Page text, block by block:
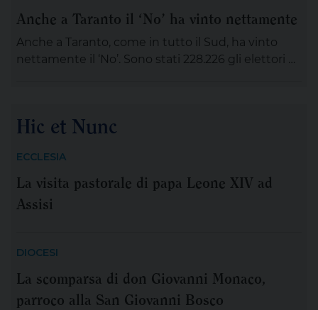
e più volte trasferiti: sono alcune delle questioni
più spinose che la giunta Bitetti deve affrontare,
dopo aver approvato con molte difficoltà un
Anche a Taranto il ‘No’ ha vinto nettamente
Anche a Taranto, come in tutto il Sud, ha vinto
nettamente il ‘No’. Sono stati 228.226 gli elettori di
della provincia, sono stati 129.419, mentre i Sì […]
Hic et Nunc
ECCLESIA
La visita pastorale di papa Leone XIV ad
Assisi
DIOCESI
La scomparsa di don Giovanni Monaco,
parroco alla San Giovanni Bosco